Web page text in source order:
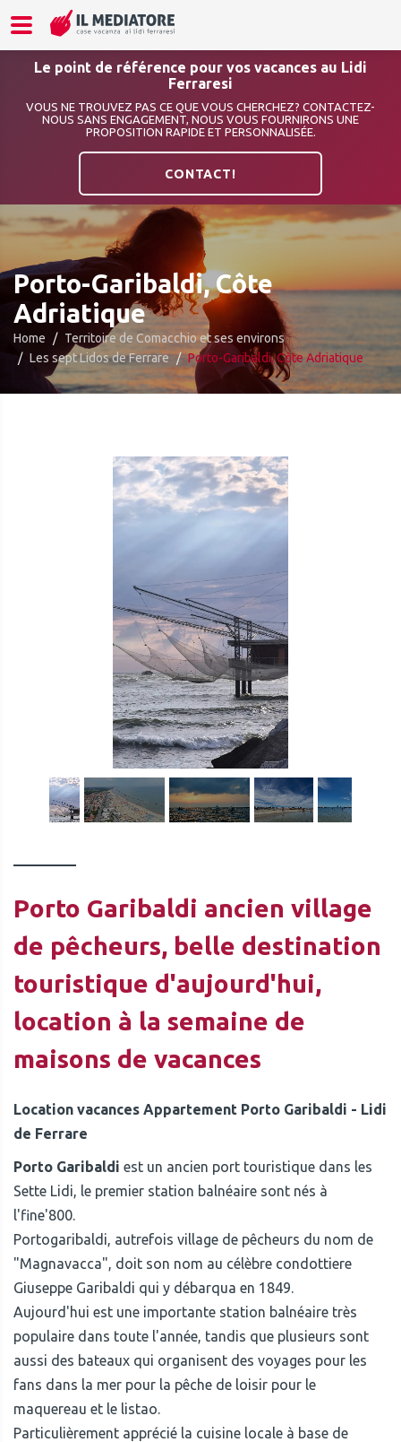
Le point de référence pour vos vacances au Lidi
Ferraresi
VOUS NE TROUVEZ PAS CE QUE VOUS CHERCHEZ? CONTACTEZ-
NOUS SANS ENGAGEMENT, NOUS VOUS FOURNIRONS UNE
PROPOSITION RAPIDE ET PERSONNALISÉE.
CONTACT!
Porto-Garibaldi, Côte
Adriatique
Home
Territoire de Comacchio et ses environs
Les sept Lidos de Ferrare
Porto-Garibaldi, Côte Adriatique
Porto Garibaldi ancien village
de pêcheurs, belle destination
touristique d'aujourd'hui,
location à la semaine de
maisons de vacances
Location vacances Appartement Porto Garibaldi - Lidi
de Ferrare
Porto Garibaldi est un ancien port touristique dans les
Sette Lidi, le premier station balnéaire sont nés à
l'fine'800.
Portogaribaldi, autrefois village de pêcheurs du nom de
"Magnavacca", doit son nom au célèbre condottiere
Giuseppe Garibaldi qui y débarqua en 1849.
Aujourd'hui est une importante station balnéaire très
populaire dans toute l'année, tandis que plusieurs sont
aussi des bateaux qui organisent des voyages pour les
fans dans la mer pour la pêche de loisir pour le
maquereau et le listao.
Particulièrement apprécié la cuisine locale à base de